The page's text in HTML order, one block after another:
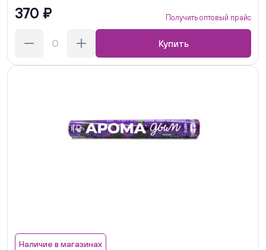
370 ₽ Получить оптовый прайс
Купить
Наличие в магазинах